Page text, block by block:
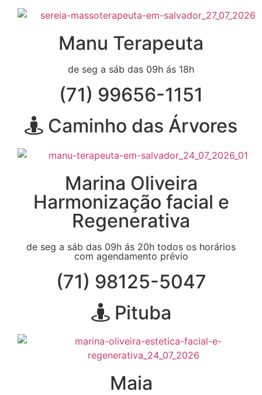
Manu Terapeuta
de seg a sáb das 09h ás 18h
(71) 99656-1151
Caminho das Árvores
Marina Oliveira
Harmonização facial e
Regenerativa
de seg a sáb das 09h ás 20h todos os horários
com agendamento prévio
(71) 98125-5047
Pituba
Maia